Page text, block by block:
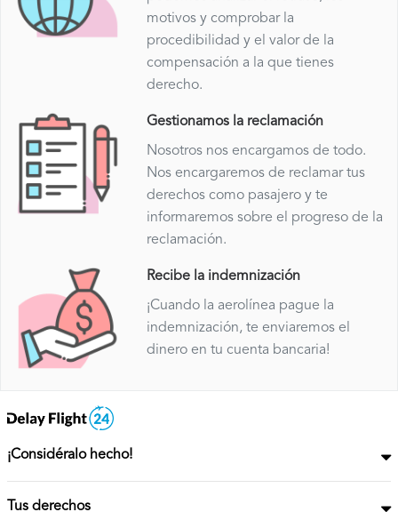
motivos y comprobar la
procedibilidad y el valor de la
compensación a la que tienes
derecho.
Gestionamos la reclamación
Nosotros nos encargamos de todo.
Nos encargaremos de reclamar tus
derechos como pasajero y te
informaremos sobre el progreso de la
reclamación.
Recibe la indemnización
¡Cuando la aerolínea pague la
indemnización, te enviaremos el
dinero en tu cuenta bancaria!
¡Considéralo hecho!
Tus derechos